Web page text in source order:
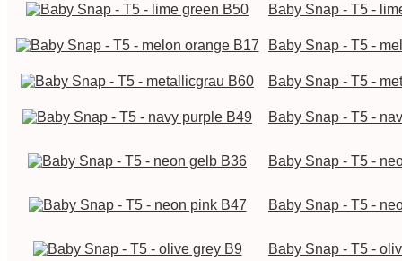
Baby Snap - T5 -
Baby Snap - T5 -
Baby Snap - T5 -
Baby Snap - T5 -
Baby Snap - T5 -
Baby Snap - T5 -
Baby Snap - T5 -